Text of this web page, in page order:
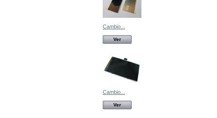
Cambio...
Ver
Cambio...
Ver